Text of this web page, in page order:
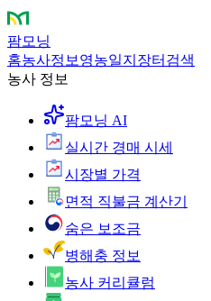
팜모닝
홈농사정보 영농일지 장터 검색
농사 정보
팜모닝 AI
실시간 경매 시세
시장별 가격
면적 직불금 계산기
숨은 보조금
병해충 정보
농사 커리큘럼